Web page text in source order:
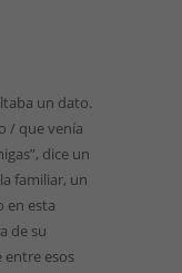
un dato.
/ que venía
dice un
familiar, un
en esta
de su
entre esos